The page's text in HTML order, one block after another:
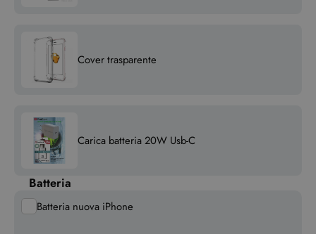
Cover trasparente
Carica batteria 20W Usb-C
Batteria
Batteria nuova iPhone